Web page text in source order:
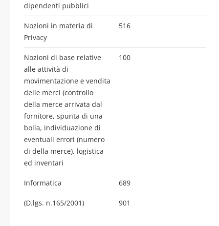
dipendenti pubblici
Nozioni in materia di
Privacy
516
Nozioni di base relative
alle attività di
movimentazione e vendita
delle merci (controllo
della merce arrivata dal
fornitore, spunta di una
bolla, individuazione di
eventuali errori (numero
di della merce), logistica
ed inventari
100
Informatica 689
(D.lgs. n.165/2001) 901